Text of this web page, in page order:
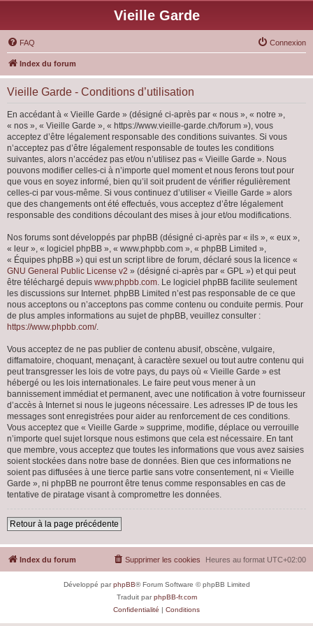
Vieille Garde
FAQ Connexion
Index du forum
Vieille Garde - Conditions d’utilisation
En accédant à « Vieille Garde » (désigné ci-après par « nous », « notre »,
« nos », « Vieille Garde », « https://www.vieille-garde.ch/forum »), vous
acceptez d’être légalement responsable des conditions suivantes. Si vous
n’acceptez pas d’être légalement responsable de toutes les conditions
suivantes, alors n’accédez pas et/ou n’utilisez pas « Vieille Garde ». Nous
pouvons modifier celles-ci à n’importe quel moment et nous ferons tout pour
que vous en soyez informé, bien qu’il soit prudent de vérifier régulièrement
celles-ci par vous-même. Si vous continuez d’utiliser « Vieille Garde » alors
que des changements ont été effectués, vous acceptez d’être légalement
responsable des conditions découlant des mises à jour et/ou modifications.
Nos forums sont développés par phpBB (désigné ci-après par « ils », « eux »,
« leur », « logiciel phpBB », « www.phpbb.com », « phpBB Limited »,
« Équipes phpBB ») qui est un script libre de forum, déclaré sous la licence «
GNU General Public License v2 » (désigné ci-après par « GPL ») et qui peut
être téléchargé depuis www.phpbb.com. Le logiciel phpBB facilite seulement
les discussions sur Internet. phpBB Limited n’est pas responsable de ce que
nous acceptons ou n’acceptons pas comme contenu ou conduite permis. Pour
de plus amples informations au sujet de phpBB, veuillez consulter :
https://www.phpbb.com/.
Vous acceptez de ne pas publier de contenu abusif, obscène, vulgaire,
diffamatoire, choquant, menaçant, à caractère sexuel ou tout autre contenu qui
peut transgresser les lois de votre pays, du pays où « Vieille Garde » est
hébergé ou les lois internationales. Le faire peut vous mener à un
bannissement immédiat et permanent, avec une notification à votre fournisseur
d’accès à Internet si nous le jugeons nécessaire. Les adresses IP de tous les
messages sont enregistrées pour aider au renforcement de ces conditions.
Vous acceptez que « Vieille Garde » supprime, modifie, déplace ou verrouille
n’importe quel sujet lorsque nous estimons que cela est nécessaire. En tant
que membre, vous acceptez que toutes les informations que vous avez saisies
soient stockées dans notre base de données. Bien que ces informations ne
soient pas diffusées à une tierce partie sans votre consentement, ni « Vieille
Garde », ni phpBB ne pourront être tenus comme responsables en cas de
tentative de piratage visant à compromettre les données.
Retour à la page précédente
Index du forum Heures au format UTC+02:00
Supprimer les cookies
Développé parphpBB® Forum Software © phpBB Limited
Traduit parphpBB-fr.com
Confidentialité | Conditions